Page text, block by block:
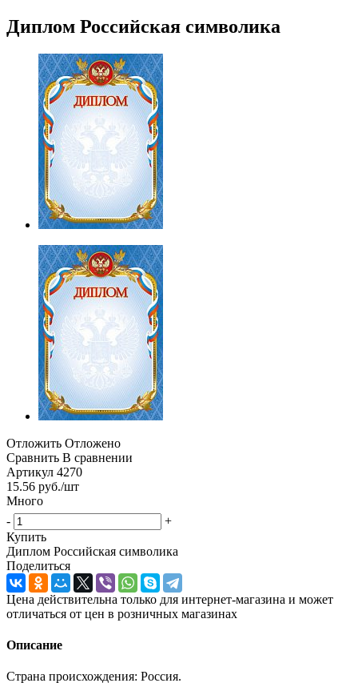
Диплом Российская символика
Отложить Отложено
Сравнить В сравнении
Артикул 4270
15.56 руб./шт
Много
-
+
Купить
Диплом Российская символика
Поделиться
Цена действительна только для интернет-магазина и может
отличаться от цен в розничных магазинах
Описание
Страна происхождения: Россия.